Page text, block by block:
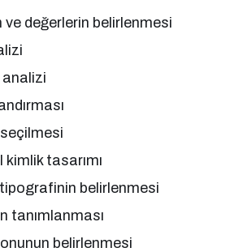
değerlerin belirlenmesi
analizi
tasarımı
belirlenmesi
tanımlanması
belirlenmesi